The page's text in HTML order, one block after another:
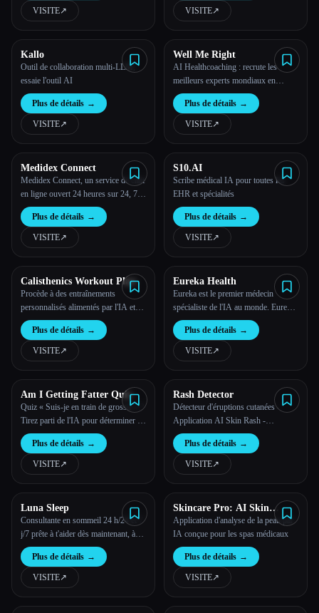
Esc
VISITE↗︎ VISITE↗︎
Kallo
Outil de collaboration multi-LLM,
essaie l'outil AI
Plus de détails →
VISITE↗︎
Well Me Right
AI Healthcoaching : recrute les
meilleurs experts mondiaux en
matière de bien-être et reçois des
conseils par appel vidéo
Plus de détails →
VISITE↗︎
Medidex Connect
Medidex Connect, un service de chat
en ligne ouvert 24 heures sur 24, 7
jours sur 7,
Plus de détails →
VISITE↗︎
S10.AI
Scribe médical IA pour toutes les
EHR et spécialités
Plus de détails →
VISITE↗︎
Calisthenics Workout Plan
Procède à des entraînements
personnalisés alimentés par l'IA et
adaptés à ton niveau de forme
physique et à tes objectifs.
Plus de détails →
VISITE↗︎
Eureka Health
Eureka est le premier médecin
spécialiste de l'IA au monde. Eureka
peut commander des laboratoires et
prodiguer des soins dans le monde
réel, couverts par l'assurance
maladie.
Plus de détails →
VISITE↗︎
Am I Getting Fatter Quiz
Quiz « Suis-je en train de grossir » ?
Tirez parti de l'IA pour déterminer si
tu grossis
Plus de détails →
VISITE↗︎
Rash Detector
Détecteur d'éruptions cutanées -
Application AI Skin Rash -
Télécharge des images de ton
éruption cutanée, réponds à quelques
questions, découvre de quelle
éruption cutanée tu es susceptible
Plus de détails →
VISITE↗︎
Luna Sleep
Consultante en sommeil 24 h/24 et 7
j/7 prête à t'aider dès maintenant, à
une fraction du prix.
Plus de détails →
VISITE↗︎
Skincare Pro: AI Skin
Scanner
Application d'analyse de la peau par
IA conçue pour les spas médicaux
Plus de détails →
VISITE↗︎